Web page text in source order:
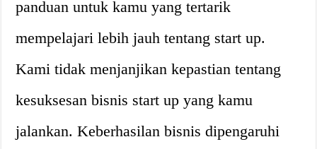
panduan untuk kamu yang tertarik
mempelajari lebih jauh tentang start up.
Kami tidak menjanjikan kepastian tentang
kesuksesan bisnis start up yang kamu
jalankan. Keberhasilan bisnis dipengaruhi